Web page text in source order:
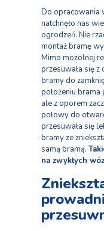
Do opracowania
natchnęło nas
ogrodzeń. Nie
montaż bramę
Mimo mozolnej
przesuwała się
bramy do
położeniu brama
ale z oporem
połowy do
przesuwała się
bramy ze
samą bramą.
na zwykłych